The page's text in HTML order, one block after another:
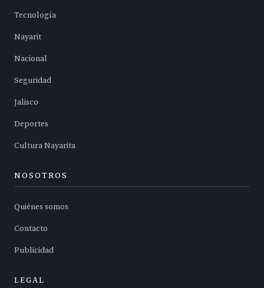
Tecnología
Nayarit
Nacional
Seguridad
Jalisco
Deportes
Cultura Nayarita
NOSOTROS
Quiénes somos
Contacto
Publicidad
LEGAL